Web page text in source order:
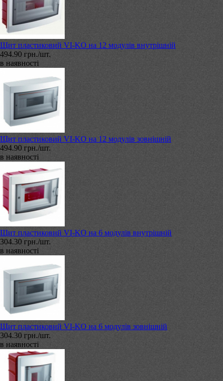
Щит пластиковий VI-KO на 12 модулів внутрішній
494.90 грн./шт.
в наявності
Щит пластиковий VI-KO на 12 модулів зовнішній
494.90 грн./шт.
в наявності
Щит пластиковий VI-KO на 6 модулів внутрішній
304.30 грн./шт.
в наявності
Щит пластиковий VI-KO на 6 модулів зовнішній
304.30 грн./шт.
в наявності